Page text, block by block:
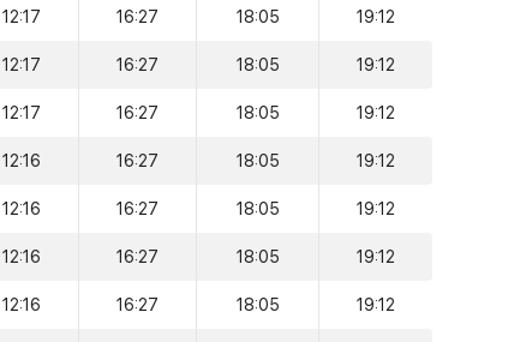
12:17 16:27 18:05 19:12
12:17 16:27 18:05 19:12
12:17 16:27 18:05 19:12
12:16 16:27 18:05 19:12
12:16 16:27 18:05 19:12
12:16 16:27 18:05 19:12
12:16 16:27 18:05 19:12